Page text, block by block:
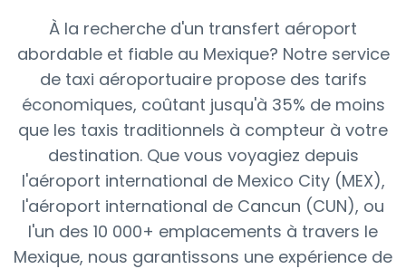
À la recherche d'un transfert aéroport
abordable et fiable au Mexique? Notre service
de taxi aéroportuaire propose des tarifs
économiques, coûtant jusqu'à 35% de moins
que les taxis traditionnels à compteur à votre
destination. Que vous voyagiez depuis
l'aéroport international de Mexico City (MEX),
l'aéroport international de Cancun (CUN), ou
l'un des 10 000+ emplacements à travers le
Mexique, nous garantissons une expérience de